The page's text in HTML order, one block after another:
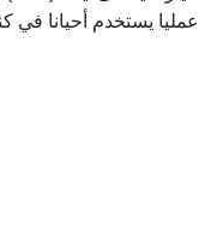
عمليا يستخدم أحيانا في